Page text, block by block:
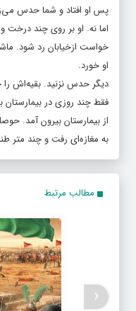
پس او افتاد و شما حدس
اما نه. او بر روی چند درخت و
خواست ازخیابان رد شود.
او خورد.
دیگر حدس نزنید. بقیه‌اش
فقط چند روزی در
از بیمارستان بیرون آمد.
به مغازه‌ای رفت و چند متر
مطالب مرتبط
‹